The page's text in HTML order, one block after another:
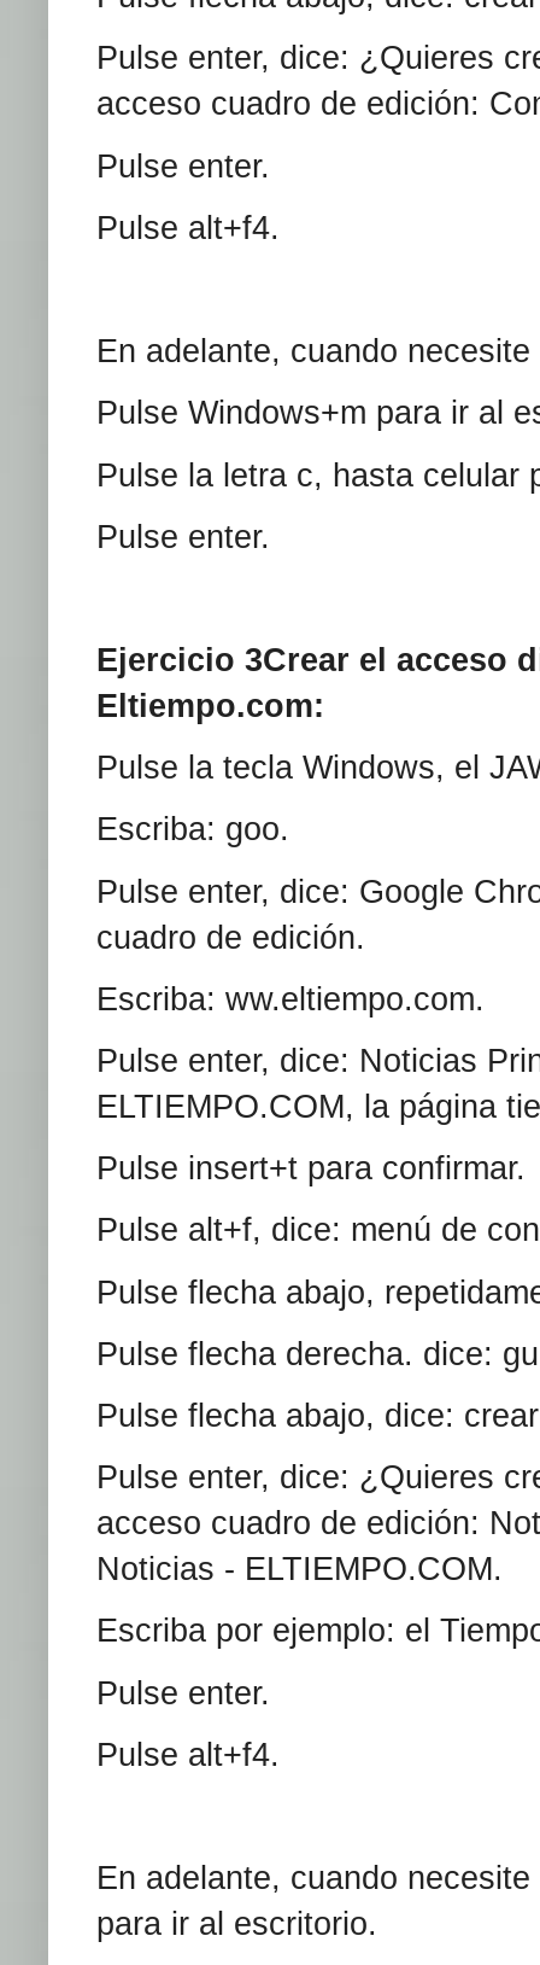
Pulse enter, dice: ¿Quieres
acceso cuadro de edición:
Pulse enter.
Pulse alt+f4.
En adelante, cuando
Pulse Windows+m para ir al
Pulse la letra c, hasta celular
Pulse enter.
Ejercicio 3Crear el acceso
Eltiempo.com:
Pulse la tecla Windows, el
Escriba: goo.
Pulse enter, dice: Google
cuadro de edición.
Escriba: ww.eltiempo.com.
Pulse enter, dice: Noticias
ELTIEMPO.COM, la página
Pulse insert+t para
Pulse alt+f, dice: menú de
Pulse flecha abajo,
Pulse flecha derecha. dice:
Pulse flecha abajo, dice:
Pulse enter, dice: ¿Quieres
acceso cuadro de edición:
Noticias - ELTIEMPO.COM.
Escriba por ejemplo: el
Pulse enter.
Pulse alt+f4.
En adelante, cuando
para ir al escritorio.